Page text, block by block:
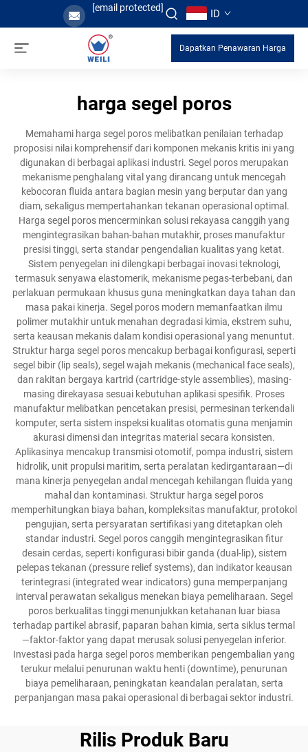
[email protected] ID
Dapatkan Penawaran Harga
harga segel poros
Memahami harga segel poros melibatkan penilaian terhadap
proposisi nilai komprehensif dari komponen mekanis kritis ini yang
digunakan di berbagai aplikasi industri. Segel poros merupakan
mekanisme penghalang vital yang dirancang untuk mencegah
kebocoran fluida antara bagian mesin yang berputar dan yang
diam, sekaligus mempertahankan tekanan operasional optimal.
Harga segel poros mencerminkan solusi rekayasa canggih yang
mengintegrasikan bahan-bahan mutakhir, proses manufaktur
presisi tinggi, serta standar pengendalian kualitas yang ketat.
Sistem penyegelan ini dilengkapi berbagai inovasi teknologi,
termasuk senyawa elastomerik, mekanisme pegas-terbebani, dan
perlakuan permukaan khusus guna meningkatkan daya tahan dan
masa pakai kinerja. Segel poros modern memanfaatkan ilmu
polimer mutakhir untuk menahan degradasi kimia, ekstrem suhu,
serta keausan mekanis dalam kondisi operasional yang menuntut.
Struktur harga segel poros mencakup berbagai konfigurasi, seperti
segel bibir (lip seals), segel wajah mekanis (mechanical face seals),
dan rakitan bergaya kartrid (cartridge-style assemblies), masing-
masing direkayasa sesuai kebutuhan aplikasi spesifik. Proses
manufaktur melibatkan pencetakan presisi, permesinan terkendali
komputer, serta sistem inspeksi kualitas otomatis guna menjamin
akurasi dimensi dan integritas material secara konsisten.
Aplikasinya mencakup transmisi otomotif, pompa industri, sistem
hidrolik, unit propulsi maritim, serta peralatan kedirgantaraan—di
mana kinerja penyegelan andal mencegah kehilangan fluida yang
mahal dan kontaminasi. Struktur harga segel poros
memperhitungkan biaya bahan, kompleksitas manufaktur, protokol
pengujian, serta persyaratan sertifikasi yang ditetapkan oleh
standar industri. Segel poros canggih mengintegrasikan fitur
desain cerdas, seperti konfigurasi bibir ganda (dual-lip), sistem
pelepas tekanan (pressure relief systems), dan indikator keausan
terintegrasi (integrated wear indicators) guna memperpanjang
interval perawatan sekaligus menekan biaya pemeliharaan. Segel
poros berkualitas tinggi menunjukkan ketahanan luar biasa
terhadap partikel abrasif, paparan bahan kimia, serta siklus termal
—faktor-faktor yang dapat merusak solusi penyegelan inferior.
Investasi pada harga segel poros memberikan pengembalian yang
terukur melalui penurunan waktu henti (downtime), penurunan
biaya pemeliharaan, peningkatan keandalan peralatan, serta
perpanjangan masa pakai operasional di berbagai sektor industri.
Rilis Produk Baru